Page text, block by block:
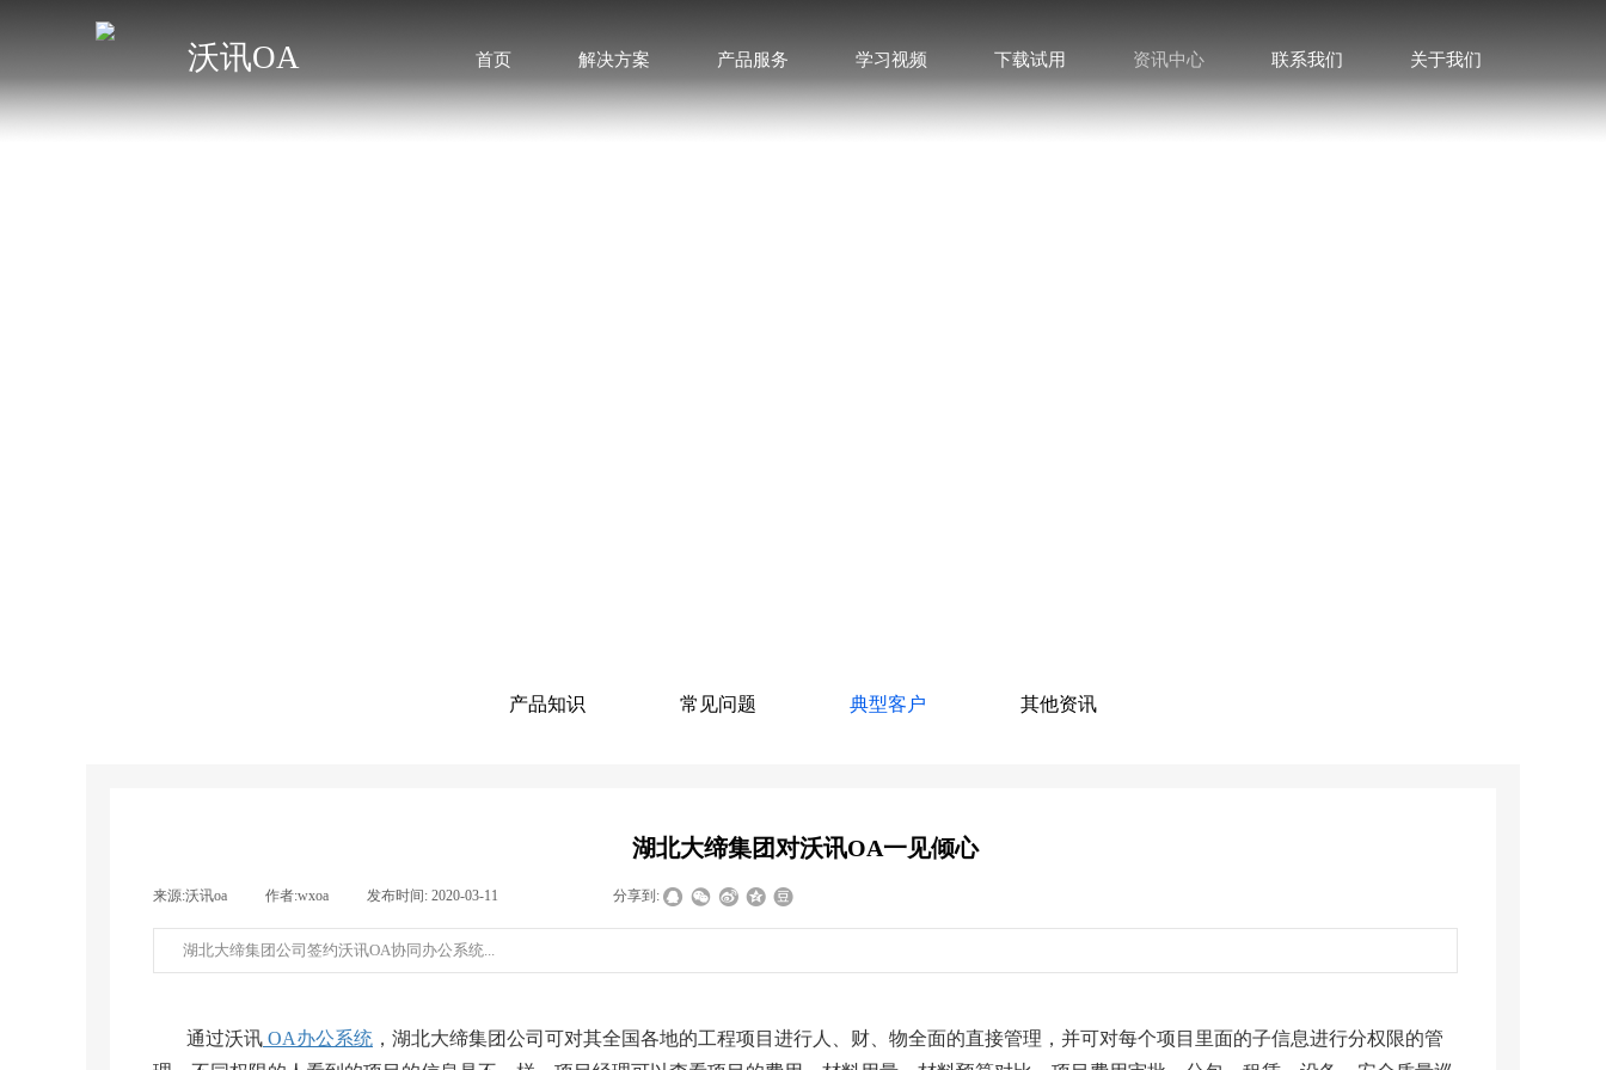
首页 解决方案 产品服务 学习视频 下载试用 资讯中心 联系我们 关于我们
沃讯OA
产品知识 常见问题 典型客户 其他资讯
湖北大缔集团对沃讯OA一见倾心
来源:沃讯oa 作者:wxoa 发布时间: 2020-03-11 分享到:
湖北大缔集团公司签约沃讯OA协同办公系统...
通过沃讯 OA办公系统 ，湖北大缔集团公司可对其全国各地的工程项目进行人、财、物全面的直接管理，并可对每个项目里面的子信息进行分权限的管